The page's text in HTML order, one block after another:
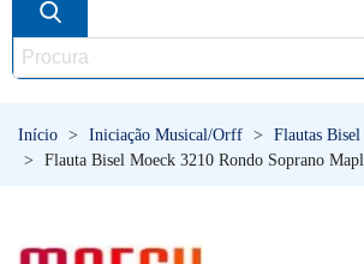
Início > Iniciação Musical/Orff > Flautas Bisel
>
Flauta Bisel Moeck 3210 Rondo Soprano